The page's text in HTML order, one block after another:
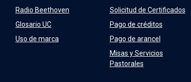
Radio Beethoven
Glosario UC
Uso de marca
Solicitud de Certificados
Pago de créditos
Pago de arancel
Misas y Servicios
Pastorales